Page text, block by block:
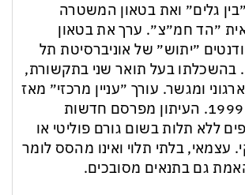
גלים״ ואת בטאון המשטרה
״הד חמ״צ״. ערך את בטאון
״יתוש״ של אוניברסיטת תל
בהשכלתו בעל תואר שני בתקשורת,
ומגשר. עורך ״עניין מרכזי״ מאז
שנת 1999. העיתון מפרסם חדשות
ללא תלות בשום גורם פוליטי או
עצמאי, בלתי תלוי ואינו מהסס לומר
גם בתנאים מסובכים.